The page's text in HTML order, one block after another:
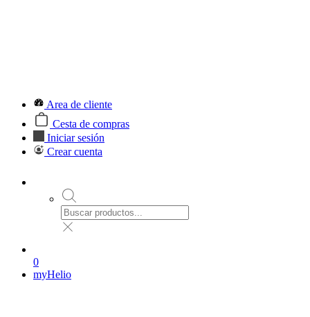
Area de cliente
Cesta de compras
Iniciar sesión
Crear cuenta
0
myHelio